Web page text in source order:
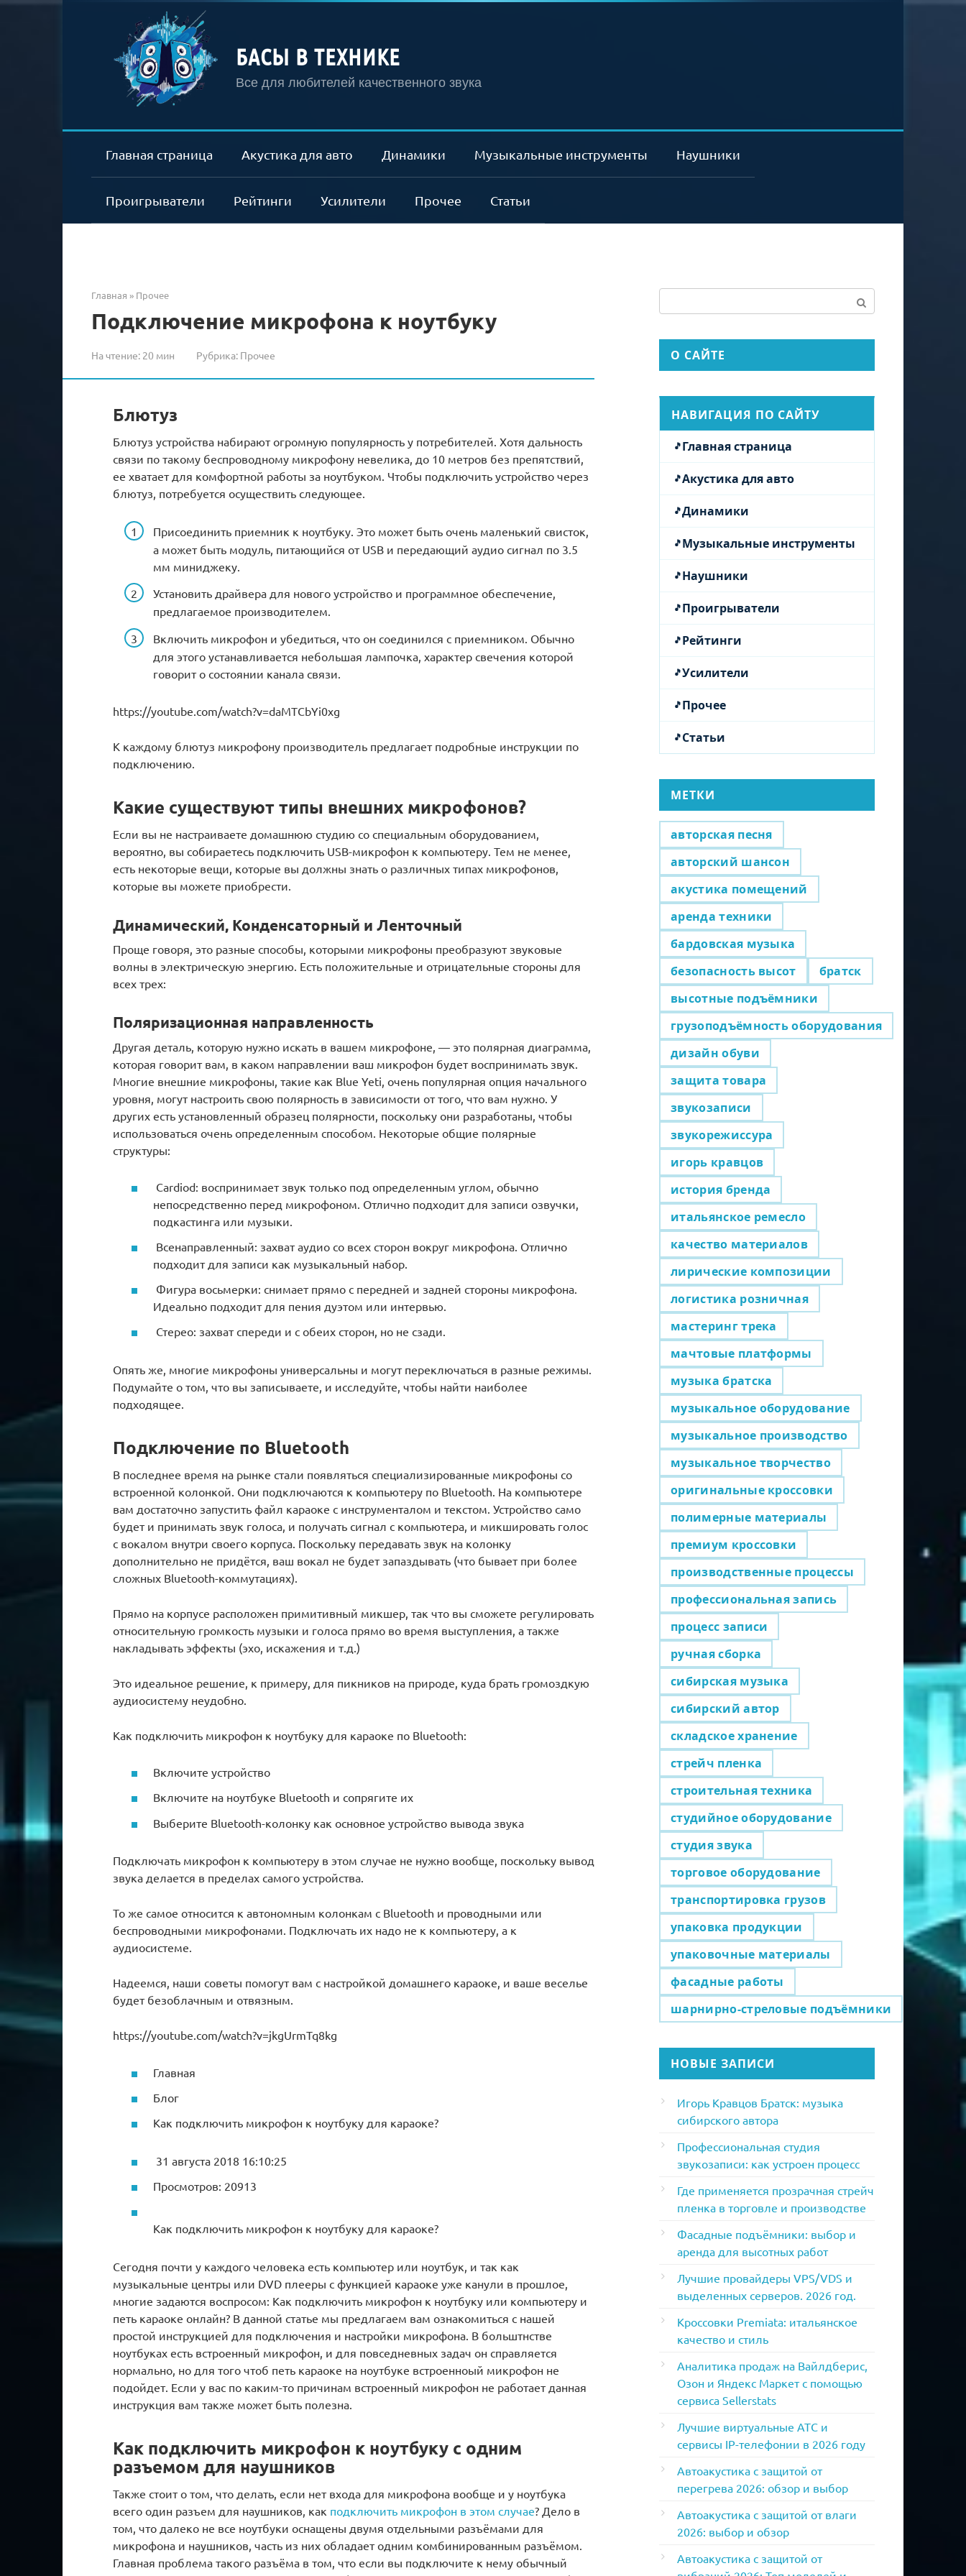
БАСЫ В ТЕХНИКЕ
Все для любителей качественного звука
Главная страница Акустика для авто Динамики Музыкальные инструменты Наушники
Проигрыватели Рейтинги Усилители Прочее Статьи
Главная » Прочее
Подключение микрофона к ноутбуку
На чтение: 20 мин Рубрика: Прочее
Блютуз
Блютуз устройства набирают огромную популярность у потребителей. Хотя дальность
связи по такому беспроводному микрофону невелика, до 10 метров без препятствий,
ее хватает для комфортной работы за ноутбуком. Чтобы подключить устройство через
блютуз, потребуется осуществить следующее.
Присоединить приемник к ноутбуку. Это может быть очень маленький свисток,
а может быть модуль, питающийся от USB и передающий аудио сигнал по 3.5
мм миниджеку.
Установить драйвера для нового устройство и программное обеспечение,
предлагаемое производителем.
Включить микрофон и убедиться, что он соединился с приемником. Обычно
для этого устанавливается небольшая лампочка, характер свечения которой
говорит о состоянии канала связи.
https://youtube.com/watch?v=daMTCbYi0xg
К каждому блютуз микрофону производитель предлагает подробные инструкции по
подключению.
Какие существуют типы внешних микрофонов?
Если вы не настраиваете домашнюю студию со специальным оборудованием,
вероятно, вы собираетесь подключить USB-микрофон к компьютеру. Тем не менее,
есть некоторые вещи, которые вы должны знать о различных типах микрофонов,
которые вы можете приобрести.
Динамический, Конденсаторный и Ленточный
Проще говоря, это разные способы, которыми микрофоны преобразуют звуковые
волны в электрическую энергию. Есть положительные и отрицательные стороны для
всех трех:
Поляризационная направленность
Другая деталь, которую нужно искать в вашем микрофоне, — это полярная диаграмма,
которая говорит вам, в каком направлении ваш микрофон будет воспринимать звук.
Многие внешние микрофоны, такие как Blue Yeti, очень популярная опция начального
уровня, могут настроить свою полярность в зависимости от того, что вам нужно. У
других есть установленный образец полярности, поскольку они разработаны, чтобы
использоваться очень определенным способом. Некоторые общие полярные
структуры:
Cardiod: воспринимает звук только под определенным углом, обычно
непосредственно перед микрофоном. Отлично подходит для записи озвучки,
подкастинга или музыки.
Всенаправленный: захват аудио со всех сторон вокруг микрофона. Отлично
подходит для записи как музыкальный набор.
Фигура восьмерки: снимает прямо с передней и задней стороны микрофона.
Идеально подходит для пения дуэтом или интервью.
Стерео: захват спереди и с обеих сторон, но не сзади.
Опять же, многие микрофоны универсальны и могут переключаться в разные режимы.
Подумайте о том, что вы записываете, и исследуйте, чтобы найти наиболее
подходящее.
Подключение по Bluetooth
В последнее время на рынке стали появляться специализированные микрофоны со
встроенной колонкой. Они подключаются к компьютеру по Bluetooth. На компьютере
вам достаточно запустить файл караоке с инструменталом и текстом. Устройство само
будет и принимать звук голоса, и получать сигнал с компьютера, и микшировать голос
с вокалом внутри своего корпуса. Поскольку передавать звук на колонку
дополнительно не придётся, ваш вокал не будет запаздывать (что бывает при более
сложных Bluetooth-коммутациях).
Прямо на корпусе расположен примитивный микшер, так что вы сможете регулировать
относительную громкость музыки и голоса прямо во время выступления, а также
накладывать эффекты (эхо, искажения и т.д.)
Это идеальное решение, к примеру, для пикников на природе, куда брать громоздкую
аудиосистему неудобно.
Как подключить микрофон к ноутбуку для караоке по Bluetooth:
Включите устройство
Включите на ноутбуке Bluetooth и сопрягите их
Выберите Bluetooth-колонку как основное устройство вывода звука
Подключать микрофон к компьютеру в этом случае не нужно вообще, поскольку вывод
звука делается в пределах самого устройства.
То же самое относится к автономным колонкам с Bluetooth и проводными или
беспроводными микрофонами. Подключать их надо не к компьютеру, а к
аудиосистеме.
Надеемся, наши советы помогут вам с настройкой домашнего караоке, и ваше веселье
будет безоблачным и отвязным.
https://youtube.com/watch?v=jkgUrmTq8kg
Главная
Блог
Как подключить микрофон к ноутбуку для караоке?
31 августа 2018 16:10:25
Просмотров: 20913
Как подключить микрофон к ноутбуку для караоке?
Сегодня почти у каждого человека есть компьютер или ноутбук, и так как
музыкальные центры или DVD плееры с функцией караоке уже канули в прошлое,
многие задаются воспросом: Как подключить микрофон к ноутбуку или компьютеру и
петь караоке онлайн? В данной статье мы предлагаем вам ознакомиться с нашей
простой инструкцией для подключения и настройки микрофона. В больштнстве
ноутбуках есть встроенный микрофон, и для повседневных задач он справляется
нормально, но для того чтоб петь караоке на ноутбуке встроенноый микрофон не
подойдет. Если у вас по каким-то причинам встроенный микрофон не работает данная
инструкция вам также может быть полезна.
Как подключить микрофон к ноутбуку с одним
разъемом для наушников
Также стоит о том, что делать, если нет входа для микрофона вообще и у ноутбука
всего один разъем для наушников, как подключить микрофон в этом случае? Дело в
том, что далеко не все ноутбуки оснащены двумя отдельными разъёмами для
микрофона и наушников, часть из них обладает одним комбинированным разъёмом.
Главная проблема такого разъёма в том, что если вы подключите к нему обычный
О САЙТЕ
НАВИГАЦИЯ ПО САЙТУ
Главная страница
Акустика для авто
Динамики
Музыкальные инструменты
Наушники
Проигрыватели
Рейтинги
Усилители
Прочее
Статьи
МЕТКИ
авторская песня
авторский шансон
акустика помещений
аренда техники
бардовская музыка
безопасность высот
братск
высотные подъёмники
грузоподъёмность оборудования
дизайн обуви
защита товара
звукозаписи
звукорежиссура
игорь кравцов
история бренда
итальянское ремесло
качество материалов
лирические композиции
логистика розничная
мастеринг трека
мачтовые платформы
музыка братска
музыкальное оборудование
музыкальное производство
музыкальное творчество
оригинальные кроссовки
полимерные материалы
премиум кроссовки
производственные процессы
профессиональная запись
процесс записи
ручная сборка
сибирская музыка
сибирский автор
складское хранение
стрейч пленка
строительная техника
студийное оборудование
студия звука
торговое оборудование
транспортировка грузов
упаковка продукции
упаковочные материалы
фасадные работы
шарнирно-стреловые подъёмники
НОВЫЕ ЗАПИСИ
Игорь Кравцов Братск: музыка
сибирского автора
Профессиональная студия
звукозаписи: как устроен процесс
Где применяется прозрачная стрейч
пленка в торговле и производстве
Фасадные подъёмники: выбор и
аренда для высотных работ
Лучшие провайдеры VPS/VDS и
выделенных серверов. 2026 год.
Кроссовки Premiata: итальянское
качество и стиль
Аналитика продаж на Вайлдберис,
Озон и Яндекс Маркет с помощью
сервиса Sellerstats
Лучшие виртуальные АТС и
сервисы IP-телефонии в 2026 году
Автоакустика с защитой от
перегрева 2026: обзор и выбор
Автоакустика с защитой от влаги
2026: выбор и обзор
Автоакустика с защитой от